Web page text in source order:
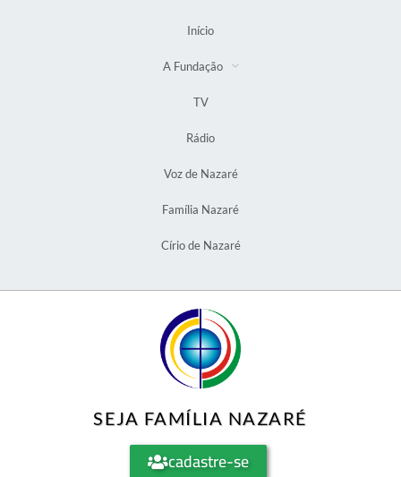
Início
A Fundação
TV
Rádio
Voz de Nazaré
Família Nazaré
Círio de Nazaré
SEJA FAMÍLIA NAZARÉ
cadastre-se